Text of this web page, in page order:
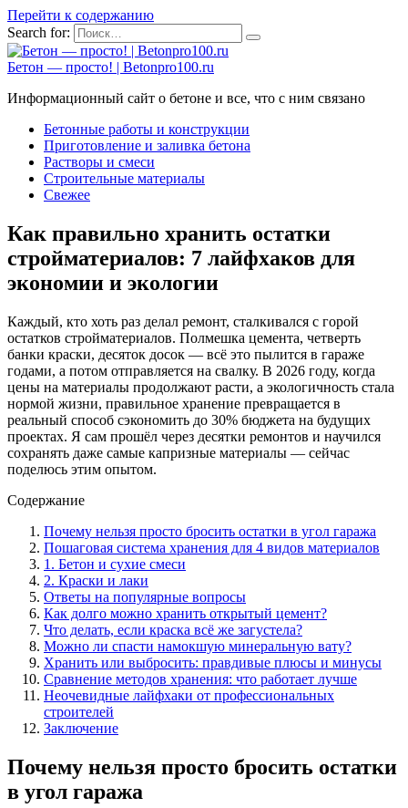
Перейти к содержанию
Search for:
Бетон — просто! | Betonpro100.ru
Информационный сайт о бетоне и все, что с ним связано
Бетонные работы и конструкции
Приготовление и заливка бетона
Растворы и смеси
Строительные материалы
Свежее
Как правильно хранить остатки
стройматериалов: 7 лайфхаков для
экономии и экологии
Каждый, кто хоть раз делал ремонт, сталкивался с горой
остатков стройматериалов. Полмешка цемента, четверть
банки краски, десяток досок — всё это пылится в гараже
годами, а потом отправляется на свалку. В 2026 году, когда
цены на материалы продолжают расти, а экологичность стала
нормой жизни, правильное хранение превращается в
реальный способ сэкономить до 30% бюджета на будущих
проектах. Я сам прошёл через десятки ремонтов и научился
сохранять даже самые капризные материалы — сейчас
поделюсь этим опытом.
Содержание
Почему нельзя просто бросить остатки в угол гаража
Пошаговая система хранения для 4 видов материалов
1. Бетон и сухие смеси
2. Краски и лаки
Ответы на популярные вопросы
Как долго можно хранить открытый цемент?
Что делать, если краска всё же загустела?
Можно ли спасти намокшую минеральную вату?
Хранить или выбросить: правдивые плюсы и минусы
Сравнение методов хранения: что работает лучше
Неочевидные лайфхаки от профессиональных
строителей
Заключение
Почему нельзя просто бросить остатки
в угол гаража